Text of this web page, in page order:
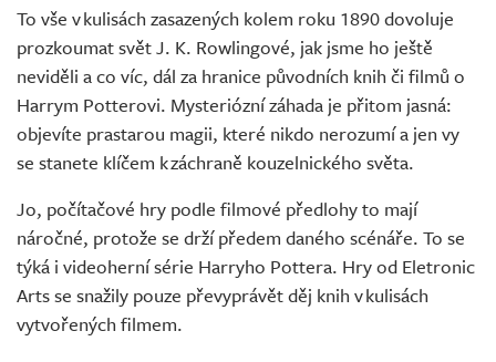
To vše v kulisách zasazených kolem roku 1890 dovoluje
prozkoumat svět J. K. Rowlingové, jak jsme ho ještě
neviděli a co víc, dál za hranice původních knih či filmů o
Harrym Potterovi. Mysteriózní záhada je přitom jasná:
objevíte prastarou magii, které nikdo nerozumí a jen vy
se stanete klíčem k záchraně kouzelnického světa.
Jo, počítačové hry podle filmové předlohy to mají
náročné, protože se drží předem daného scénáře. To se
týká i videoherní série Harryho Pottera. Hry od Eletronic
Arts se snažily pouze převyprávět děj knih v kulisách
vytvořených filmem.